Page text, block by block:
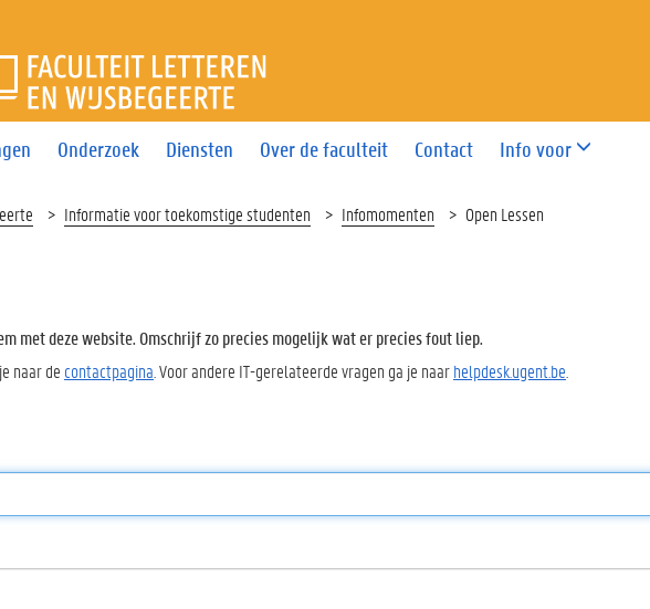
Onderzoek Diensten Over de faculteit Contact Info voor
LETTEREN EN
Informatie voor toekomstige studenten Infomomenten Open Lessen
met deze website. Omschrijf zo precies mogelijk wat er precies fout liep.
naar de contactpagina . Voor andere IT-gerelateerde vragen ga je naarhelpdesk.ugent.be